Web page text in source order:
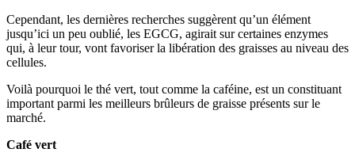
Cependant, les dernières recherches suggèrent qu’un élément
jusqu’ici un peu oublié, les EGCG, agirait sur certaines enzymes
qui, à leur tour, vont favoriser la libération des graisses au niveau des
cellules.
Voilà pourquoi le thé vert, tout comme la caféine, est un constituant
important parmi les meilleurs brûleurs de graisse présents sur le
marché.
Café vert